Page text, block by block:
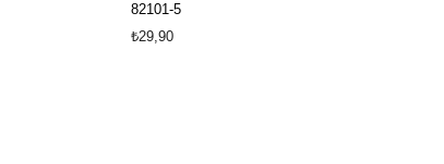
82101-5
₺29,90